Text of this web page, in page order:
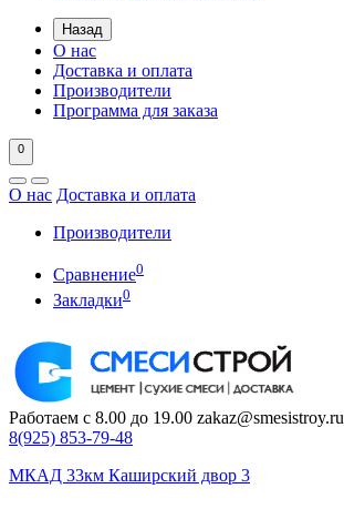
Назад
О нас
Доставка и оплата
Производители
Программа для заказа
0
О нас Доставка и оплата
Производители
Сравнение0
Закладки0
Работаем с 8.00 до 19.00 zakaz@smesistroy.ru
8(925) 853-79-48
МКАД 33км Каширский двор 3